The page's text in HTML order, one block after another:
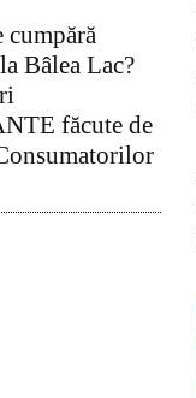
cumpără
Bâlea Lac?
făcute de